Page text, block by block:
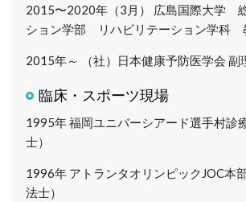
2015〜2020年（3月）
広島国際大学
ション学部 リハビリテーション学科
2015年～ （社）日本健康予防医学会 副
臨床・スポーツ現場
1995年福岡ユニバーシアード選手村診
士）
1996年 アトランタオリンピックJOC本
法士）